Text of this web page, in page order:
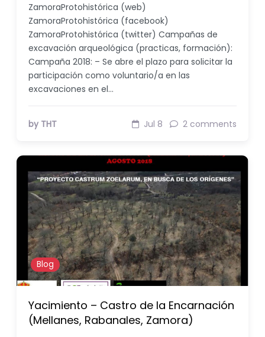
ZamoraProtohistórica (web)
ZamoraProtohistórica (facebook)
ZamoraProtohistórica (twitter) Campañas de
excavación arqueológica (practicas, formación):
Campaña 2018: – Se abre el plazo para solicitar la
participación como voluntario/a en las
excavaciones en el…
by THT Jul 8 2 comments
Blog
Yacimiento – Castro de la Encarnación
(Mellanes, Rabanales, Zamora)